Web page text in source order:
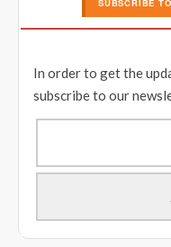
SUBSCRIBE
In order to get the
subscribe to our